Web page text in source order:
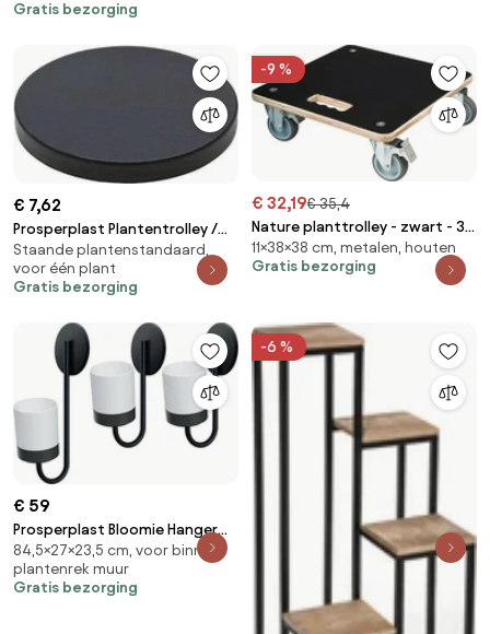
niveaus
Gratis bezorging
€ 7,62
Prosperplast Plantentrolley /
Multiroller - Antraciet - Ø 30 cm
- Tot 30 kg
Staande plantenstandaard,
voor één plant
Gratis bezorging
-9 %
€ 32,19€ 35,4
Nature planttrolley - zwart - 38
x 38 x H11cm
11×38×38 cm, metalen, houten
Gratis bezorging
€ 59
Prosperplast Bloomie Hanger
Set - Wandplantenbakken Wit -
3 stuks - 27x23,5x84,5 cm
84,5×27×23,5 cm, voor binnen,
plantenrek muur
Gratis bezorging
-6 %